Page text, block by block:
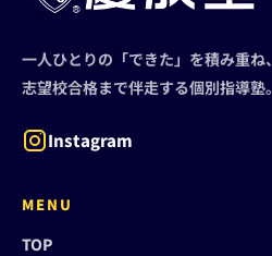
一人ひとりの「できた」を積み重ね、
志望校合格まで伴走する個別指導塾。
Instagram
MENU
TOP